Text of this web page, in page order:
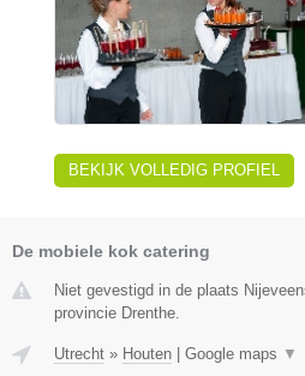
BEKIJK VOLLEDIG PROFIEL
De mobiele kok catering
Niet gevestigd in de plaats
provincie Drenthe.
Utrecht » Houten Google maps ▼